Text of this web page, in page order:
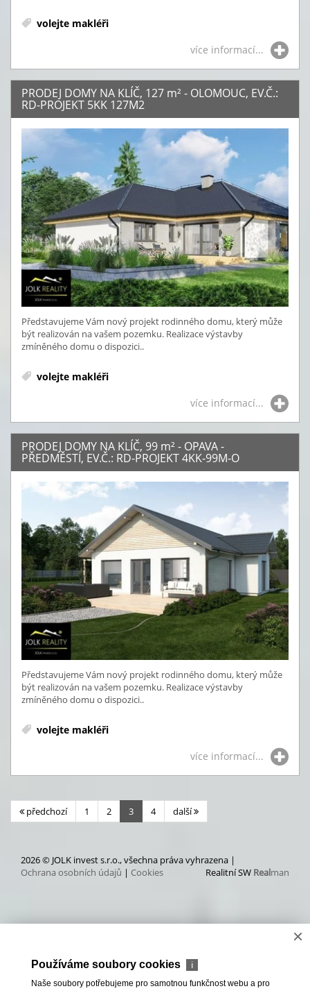
volejte makléři
více informací...
PRODEJ DOMY NA KLÍČ, 127 m² - OLOMOUC, EV.Č.:
RD-PROJEKT 5KK 127M2
Představujeme Vám nový projekt rodinného domu, který může
být realizován na vašem pozemku. Realizace výstavby
zmíněného domu o dispozici..
volejte makléři
více informací...
PRODEJ DOMY NA KLÍČ, 99 m² - OPAVA -
PŘEDMĚSTÍ, EV.Č.: RD-PROJEKT 4KK-99M-O
Představujeme Vám nový projekt rodinného domu, který může
být realizován na vašem pozemku. Realizace výstavby
zmíněného domu o dispozici..
volejte makléři
více informací...
předchozí 1 2 3 4 další
2026 © JOLK invest s.r.o., všechna práva vyhrazena |
Ochrana osobních údajů | Cookies Realitní SW Realman
×
Používáme soubory cookies ℹ
Naše soubory potřebujeme pro samotnou funkčnost webu a pro